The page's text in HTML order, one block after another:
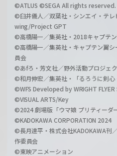
©ATLUS ©SEGA All rights reserved.
©臼井儀人／双葉社・シンエイ・テ
wing/Project GPT
©高橋陽一／集英社・2018キャプテ
©高橋陽一／集英社・キャプテン翼シ
員会
©あfろ・芳文社／野外活動プロジェ
©和月伸宏／集英社・「るろうに剣
©WFS Developed by WRIGHT FLYER
©VISUAL ARTS/Key
©2024 劇場版「ウマ娘 プリティーダ
©KADOKAWA CORPORATION 2024
©長月達平・株式会社KADOKAWA刊
作委員会
©東映アニメーション